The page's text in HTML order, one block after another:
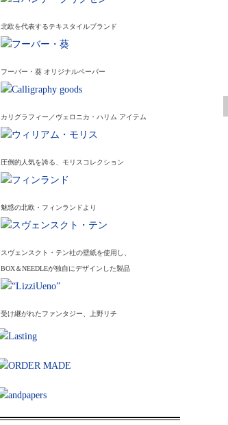
北欧を代表するテキスタイルブランド
フーバー・葵 オリジナルペーパー
カリグラフィー／ヴェロニカ・ハリム アイテム
圧倒的人気を誇る、モリスコレクション
魅惑の北欧・フィンランドより
スヴェンスクト・テン社の壁紙を使用し、
BOX＆NEEDLEが独自にデザインした製品
受け継がれたファンタジー、上野リチ